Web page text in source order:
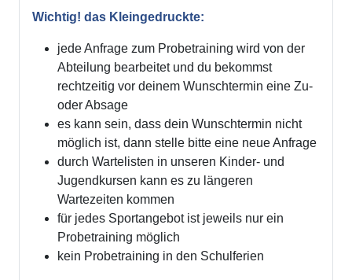
Wichtig! das Kleingedruckte:
jede Anfrage zum Probetraining wird von der
Abteilung bearbeitet und du bekommst
rechtzeitig vor deinem Wunschtermin eine Zu-
oder Absage
es kann sein, dass dein Wunschtermin nicht
möglich ist, dann stelle bitte eine neue Anfrage
durch Wartelisten in unseren Kinder- und
Jugendkursen kann es zu längeren
Wartezeiten kommen
für jedes Sportangebot ist jeweils nur ein
Probetraining möglich
kein Probetraining in den Schulferien